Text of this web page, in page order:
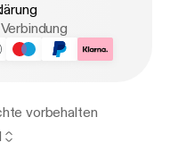
vorbehalten